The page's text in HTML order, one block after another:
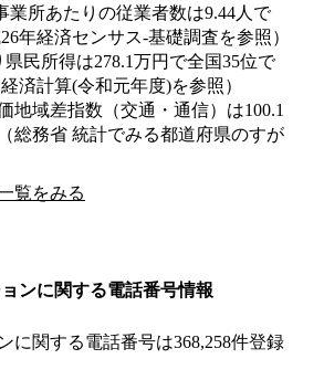
業所あたりの従業者数は9.44人で
年経済センサス‐基礎調査を参照）
民所得は278.1万円で全国35位で
済計算(令和元年度)を参照）
地域差指数（交通・通信）は100.1
総務省 統計でみる都道府県のすが
覧をみる
ンに関する電話番号情報
に関する電話番号は368,258件登録